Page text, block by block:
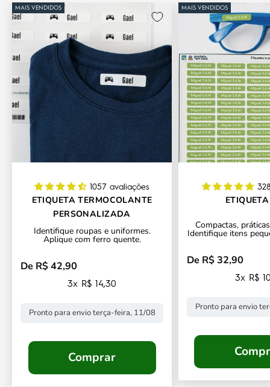
MAIS VENDIDOS
1057 avaliações
ETIQUETA TERMOCOLANTE
PERSONALIZADA
Identifique roupas e uniformes.
Aplique com ferro quente.
Preço promocional
De R$ 42,90
3x R$ 14,30
Pronto para envio terça-feira, 11/08
Comprar
MAIS VENDIDOS
Compactas,
Identifique itens
Preço promocional
De R$ 32,90
3x R$
Pronto para envio